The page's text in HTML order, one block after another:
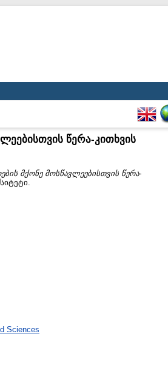
წერა-კითხვის
მქონე მოსწავლეებისთვის წერა-
Sciences